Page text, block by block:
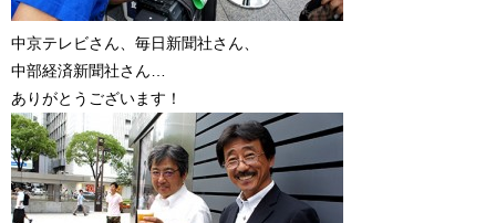
中京テレビさん、毎日新聞社さん、
中部経済新聞社さん…
ありがとうございます！